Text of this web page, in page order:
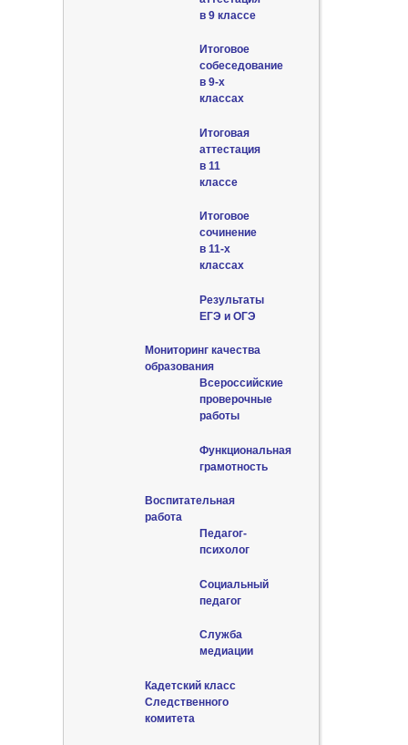
в 9 классе
Итоговое
собеседование
в 9-х
классах
Итоговая
аттестация
в 11
классе
Итоговое
сочинение
в 11-х
классах
Результаты
ЕГЭ и ОГЭ
Мониторинг качества
образования
Всероссийские
проверочные
работы
Функциональная
грамотность
Воспитательная
работа
Педагог-
психолог
Социальный
педагог
Служба
медиации
Кадетский класс
Следственного
комитета